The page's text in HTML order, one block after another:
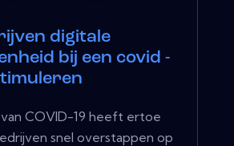
digitale
bij een covid -
COVID-19 heeft ertoe
snel overstappen op